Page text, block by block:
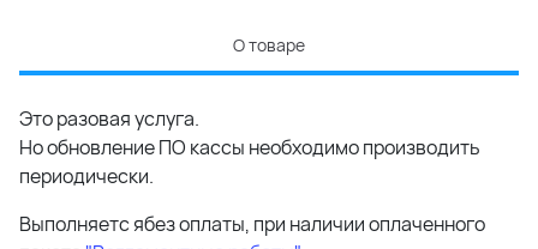
О товаре
Это разовая услуга.
Но обновление ПО кассы необходимо производить
периодически.
Выполняетс ябез оплаты, при наличии оплаченного